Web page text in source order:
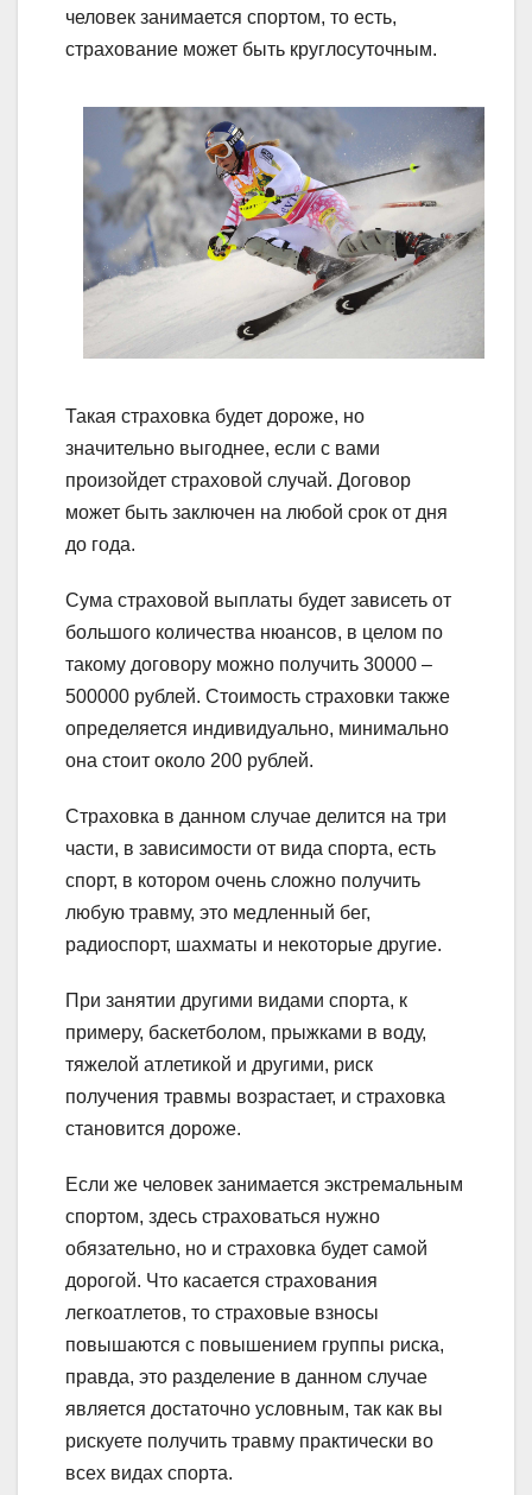
человек занимается спортом, то есть,
страхование может быть круглосуточным.
Такая страховка будет дороже, но
значительно выгоднее, если с вами
произойдет страховой случай. Договор
может быть заключен на любой срок от дня
до года.
Сума страховой выплаты будет зависеть от
большого количества нюансов, в целом по
такому договору можно получить 30000 –
500000 рублей. Стоимость страховки также
определяется индивидуально, минимально
она стоит около 200 рублей.
Страховка в данном случае делится на три
части, в зависимости от вида спорта, есть
спорт, в котором очень сложно получить
любую травму, это медленный бег,
радиоспорт, шахматы и некоторые другие.
При занятии другими видами спорта, к
примеру, баскетболом, прыжками в воду,
тяжелой атлетикой и другими, риск
получения травмы возрастает, и страховка
становится дороже.
Если же человек занимается экстремальным
спортом, здесь страховаться нужно
обязательно, но и страховка будет самой
дорогой. Что касается страхования
легкоатлетов, то страховые взносы
повышаются с повышением группы риска,
правда, это разделение в данном случае
является достаточно условным, так как вы
рискуете получить травму практически во
всех видах спорта.